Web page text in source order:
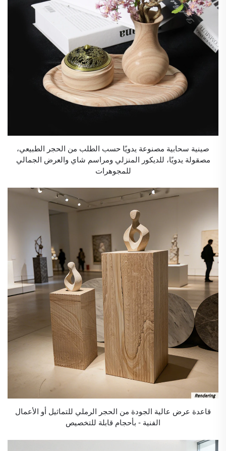
صينية سحابية مصنوعة يدويًا حسب الطلب من الحجر الطبيعي،
مصقولة يدويًا، للديكور المنزلي ومراسم شاي والعرض الجمالي
للمجوهرات
قاعدة عرض عالية الجودة من الحجر الرملي للتماثيل أو الأعمال
الفنية - بأحجام قابلة للتخصيص